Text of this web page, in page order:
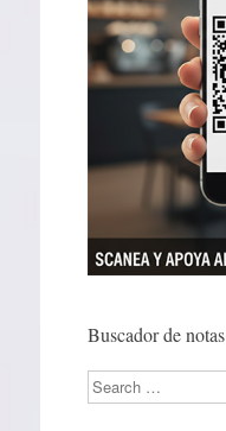
Buscador de notas
Search